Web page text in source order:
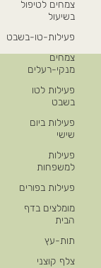
צמחים לטיפול
בשיעול
פעילות-טו-בשבט
צמחים
מנקי-רעלים
פעילות לטו
בשבט
פעילות ביום
שישי
פעילות
למשפחות
פעילות בפורים
מומלצים בדף
הבית
תות-עץ
צלף קוצני